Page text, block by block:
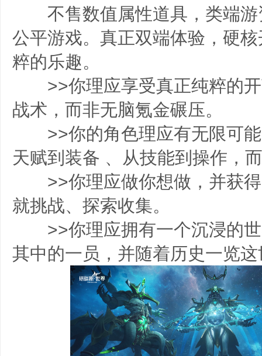
不售数值属性道具，类端游
公平游戏。真正双端体验，硬
粹的乐趣。
>>你理应享受真正纯粹的开
战术，而非无脑氪金碾压。
>>你的角色理应有无限可能
天赋到装备 、从技能到操作，
>>你理应做你想做，并获得
就挑战、探索收集。
>>你理应拥有一个沉浸的世
其中的一员，并随着历史一览